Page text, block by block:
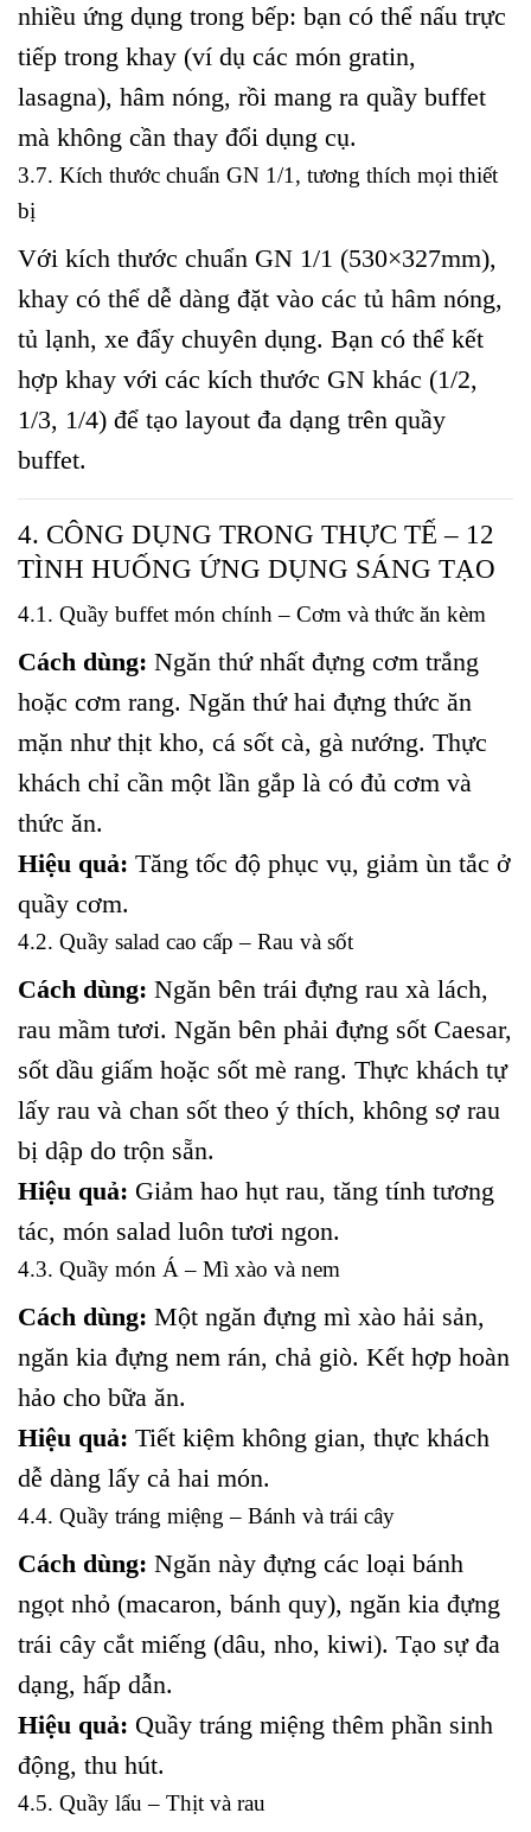
nhiều ứng dụng trong bếp: bạn có thể nấu trực
tiếp trong khay (ví dụ các món gratin,
lasagna), hâm nóng, rồi mang ra quầy buffet
mà không cần thay đổi dụng cụ.
3.7. Kích thước chuẩn GN 1/1, tương thích mọi thiết
bị
Với kích thước chuẩn GN 1/1 (530×327mm),
khay có thể dễ dàng đặt vào các tủ hâm nóng,
tủ lạnh, xe đẩy chuyên dụng. Bạn có thể kết
hợp khay với các kích thước GN khác (1/2,
1/3, 1/4) để tạo layout đa dạng trên quầy
buffet.
4. CÔNG DỤNG TRONG THỰC TẾ – 12
TÌNH HUỐNG ỨNG DỤNG SÁNG TẠO
4.1. Quầy buffet món chính – Cơm và thức ăn kèm
Cách dùng: Ngăn thứ nhất đựng cơm trắng
hoặc cơm rang. Ngăn thứ hai đựng thức ăn
mặn như thịt kho, cá sốt cà, gà nướng. Thực
khách chỉ cần một lần gắp là có đủ cơm và
thức ăn.
Hiệu quả: Tăng tốc độ phục vụ, giảm ùn tắc ở
quầy cơm.
4.2. Quầy salad cao cấp – Rau và sốt
Cách dùng: Ngăn bên trái đựng rau xà lách,
rau mầm tươi. Ngăn bên phải đựng sốt Caesar,
sốt dầu giấm hoặc sốt mè rang. Thực khách tự
lấy rau và chan sốt theo ý thích, không sợ rau
bị dập do trộn sẵn.
Hiệu quả: Giảm hao hụt rau, tăng tính tương
tác, món salad luôn tươi ngon.
4.3. Quầy món Á – Mì xào và nem
Cách dùng: Một ngăn đựng mì xào hải sản,
ngăn kia đựng nem rán, chả giò. Kết hợp hoàn
hảo cho bữa ăn.
Hiệu quả: Tiết kiệm không gian, thực khách
dễ dàng lấy cả hai món.
4.4. Quầy tráng miệng – Bánh và trái cây
Cách dùng: Ngăn này đựng các loại bánh
ngọt nhỏ (macaron, bánh quy), ngăn kia đựng
trái cây cắt miếng (dâu, nho, kiwi). Tạo sự đa
dạng, hấp dẫn.
Hiệu quả: Quầy tráng miệng thêm phần sinh
động, thu hút.
4.5. Quầy lẩu – Thịt và rau